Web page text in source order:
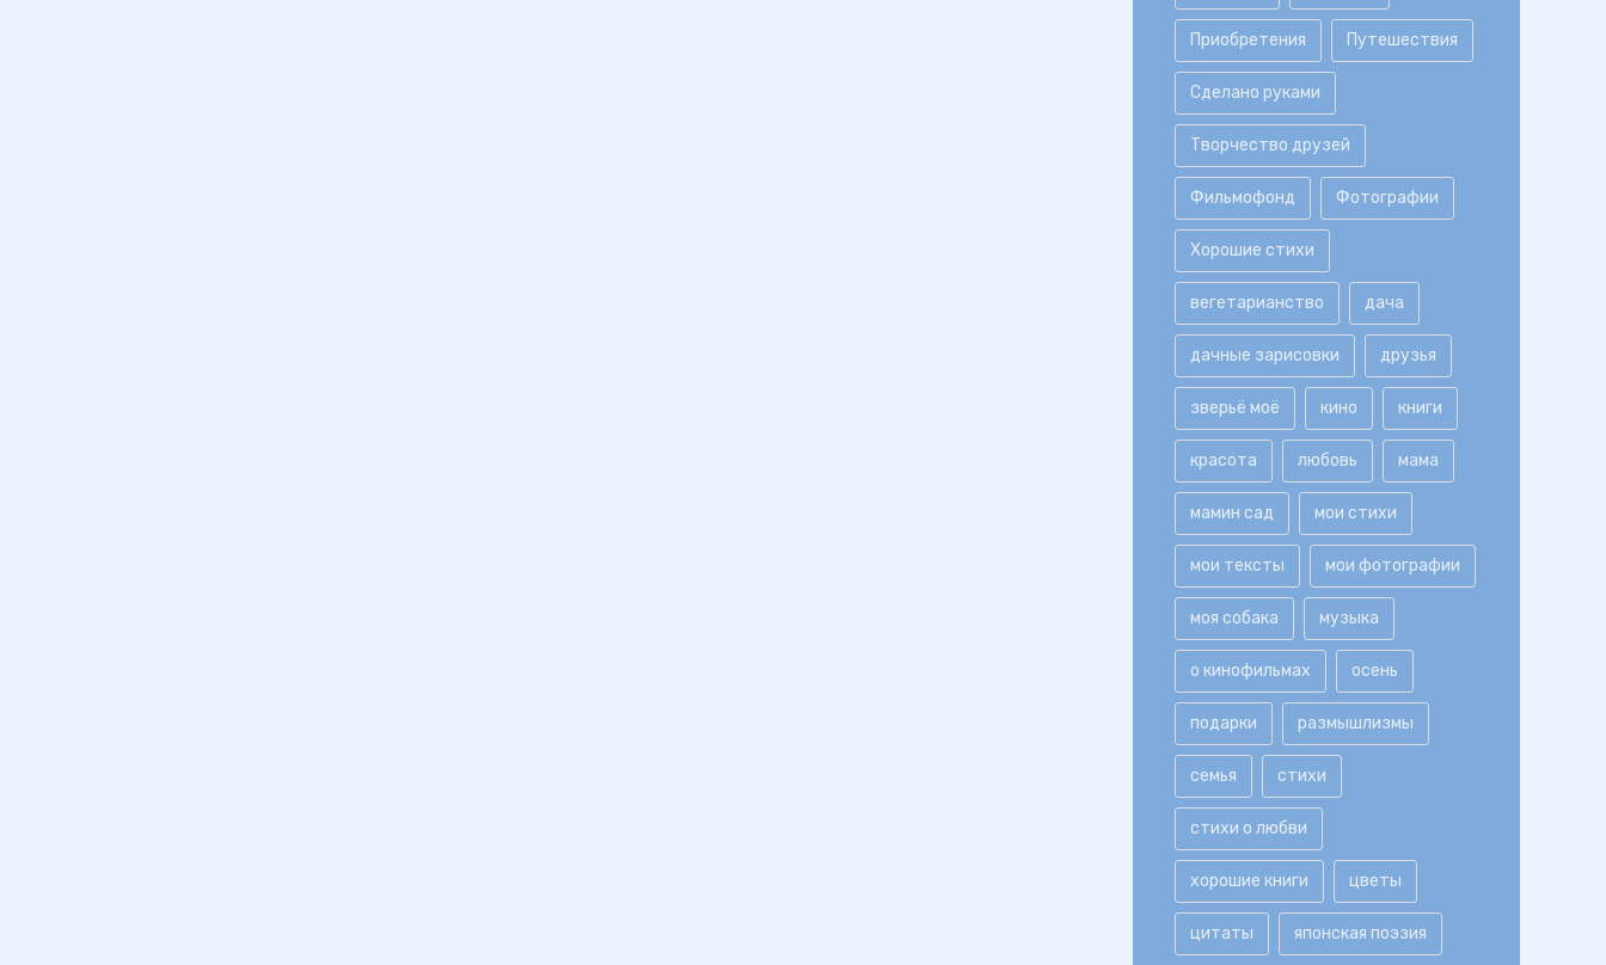
Приобретения Путешествия
Сделано руками
Творчество друзей
Фильмофонд Фотографии
Хорошие стихи
вегетарианство дача
дачные зарисовки друзья
зверьё моё кино книги
красота любовь мама
мамин сад мои стихи
мои тексты мои фотографии
моя собака музыка
о кинофильмах осень
подарки размышлизмы
семья стихи
стихи о любви
хорошие книги цветы
цитаты японская поэзия